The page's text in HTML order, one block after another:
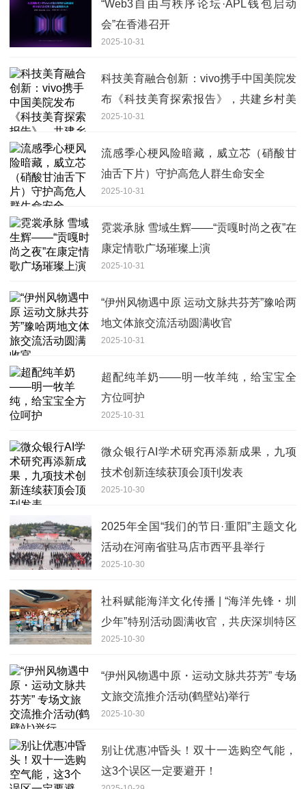
“Web3自由与秩序论坛·APL钱包启动
会”在香港召开
2025-10-31
科技美育融合创新：vivo携手中国美院发
布《科技美育探索报告》，共建乡村美
育新生态
2025-10-31
流感季心梗风险暗藏，威立芯（硝酸甘
油舌下片）守护高危人群生命安全
2025-10-31
霓裳承脉 雪域生辉——“贡嘎时尚之夜”在
康定情歌广场璀璨上演
2025-10-31
“伊州风物遇中原 运动文脉共芬芳”豫哈两
地文体旅交流活动圆满收官
2025-10-31
超配纯羊奶——明一牧羊纯，给宝宝全
方位呵护
2025-10-31
微众银行AI学术研究再添新成果，九项
技术创新连续获顶会顶刊发表
2025-10-30
2025年全国“我们的节日·重阳”主题文化
活动在河南省驻马店市西平县举行
2025-10-30
社科赋能海洋文化传播 | “海洋先锋・圳
少年”特别活动圆满收官，共庆深圳特区
45周年
2025-10-30
“伊州风物遇中原・运动文脉共芬芳” 专场
文旅交流推介活动(鹤壁站)举行
2025-10-30
别让优惠冲昏头！双十一选购空气能，
这3个误区一定要避开！